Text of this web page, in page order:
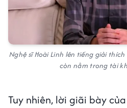
Nghệ sĩ Hoài Linh lên tiếng giải
còn nằm trong tài
Tuy nhiên, lời giãi bày